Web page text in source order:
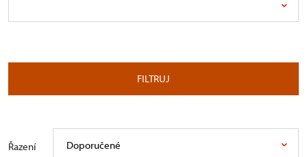
FILTRUJ
Řazení Doporučené